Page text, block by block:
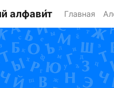
алфави́т Главная